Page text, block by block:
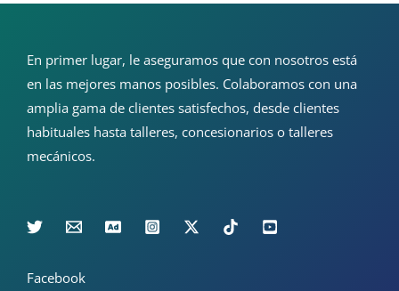
En primer lugar, le aseguramos que con nosotros está
en las mejores manos posibles. Colaboramos con una
amplia gama de clientes satisfechos, desde clientes
habituales hasta talleres, concesionarios o talleres
mecánicos.
Facebook